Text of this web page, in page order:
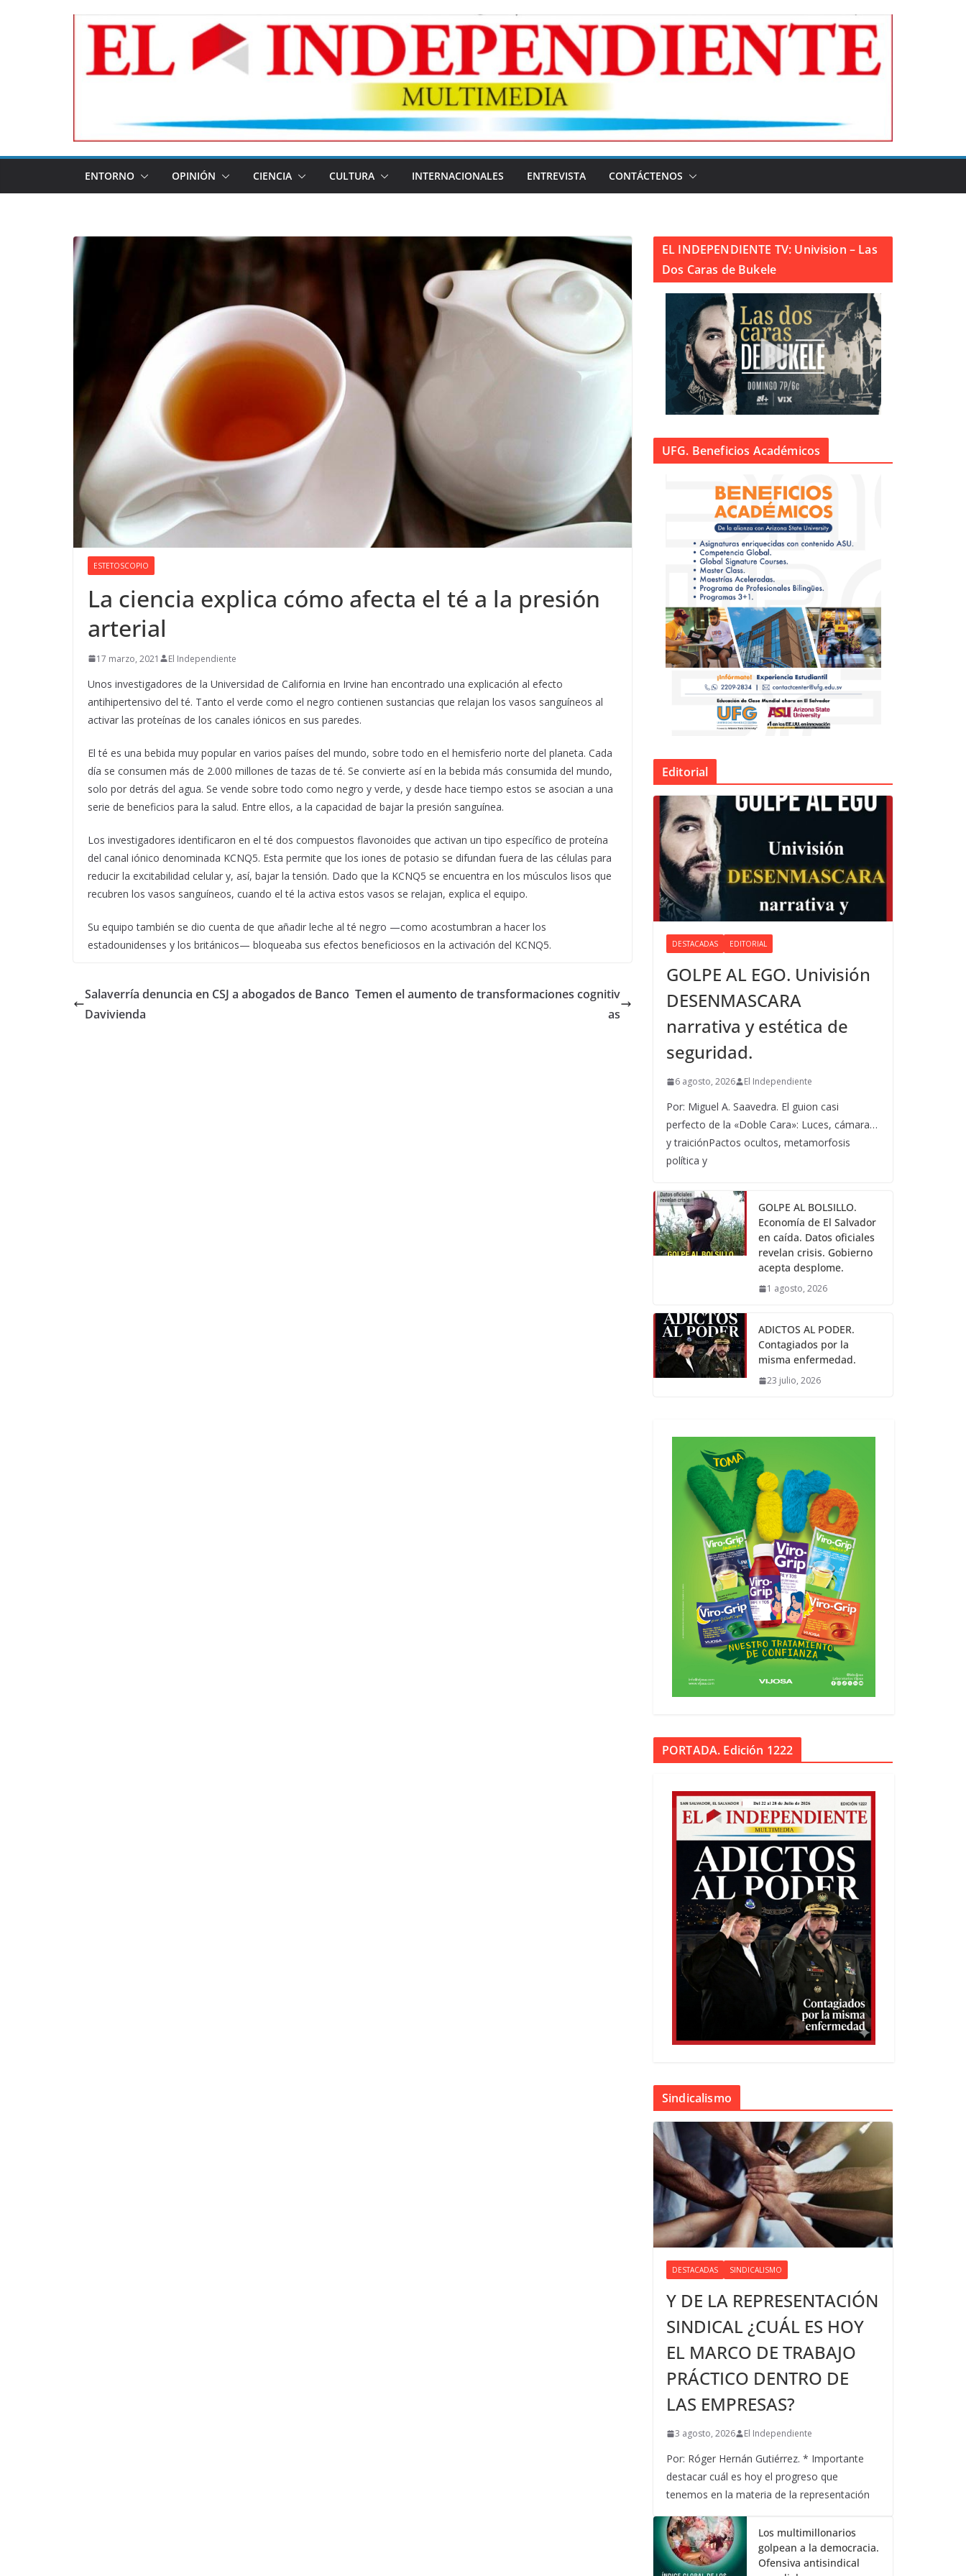
ENTORNO OPINIÓN CIENCIA CULTURA INTERNACIONALES ENTREVISTA CONTÁCTENOS
ESTETOSCOPIO
La ciencia explica cómo afecta el té a la presión
arterial
17 marzo, 2021 El Independiente
Unos investigadores de la Universidad de California en Irvine han encontrado una explicación al efecto
antihipertensivo del té. Tanto el verde como el negro contienen sustancias que relajan los vasos sanguíneos al
activar las proteínas de los canales iónicos en sus paredes.
El té es una bebida muy popular en varios países del mundo, sobre todo en el hemisferio norte del planeta. Cada
día se consumen más de 2.000 millones de tazas de té. Se convierte así en la bebida más consumida del mundo,
solo por detrás del agua. Se vende sobre todo como negro y verde, y desde hace tiempo estos se asocian a una
serie de beneficios para la salud. Entre ellos, a la capacidad de bajar la presión sanguínea.
Los investigadores identificaron en el té dos compuestos flavonoides que activan un tipo específico de proteína
del canal iónico denominada KCNQ5. Esta permite que los iones de potasio se difundan fuera de las células para
reducir la excitabilidad celular y, así, bajar la tensión. Dado que la KCNQ5 se encuentra en los músculos lisos que
recubren los vasos sanguíneos, cuando el té la activa estos vasos se relajan, explica el equipo.
Su equipo también se dio cuenta de que añadir leche al té negro —como acostumbran a hacer los
estadounidenses y los británicos— bloqueaba sus efectos beneficiosos en la activación del KCNQ5.
Salaverría denuncia en CSJ a abogados de Banco
Davivienda
Temen el aumento de transformaciones cognitiv
as
EL INDEPENDIENTE TV: Univision – Las
Dos Caras de Bukele
UFG. Beneficios Académicos
Editorial
DESTACADAS EDITORIAL
GOLPE AL EGO. Univisión
DESENMASCARA
narrativa y estética de
seguridad.
6 agosto, 2026 El Independiente
Por: Miguel A. Saavedra. El guion casi
perfecto de la «Doble Cara»: Luces, cámara…
y traiciónPactos ocultos, metamorfosis
política y
GOLPE AL BOLSILLO.
Economía de El Salvador
en caída. Datos oficiales
revelan crisis. Gobierno
acepta desplome.
1 agosto, 2026
ADICTOS AL PODER.
Contagiados por la
misma enfermedad.
23 julio, 2026
PORTADA. Edición 1222
Sindicalismo
DESTACADAS SINDICALISMO
Y DE LA REPRESENTACIÓN
SINDICAL ¿CUÁL ES HOY
EL MARCO DE TRABAJO
PRÁCTICO DENTRO DE
LAS EMPRESAS?
3 agosto, 2026 El Independiente
Por: Róger Hernán Gutiérrez. * Importante
destacar cuál es hoy el progreso que
tenemos en la materia de la representación
Los multimillonarios
golpean a la democracia.
Ofensiva antisindical